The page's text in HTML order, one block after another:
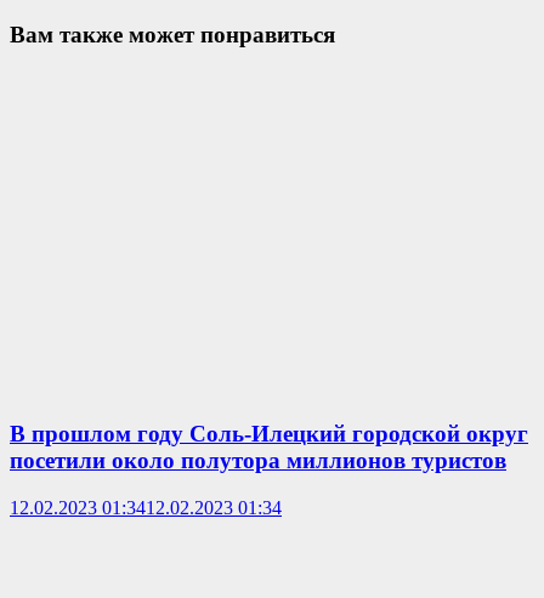
Вам также может понравиться
В прошлом году Соль-Илецкий городской округ
посетили около полутора миллионов туристов
12.02.2023 01:3412.02.2023 01:34